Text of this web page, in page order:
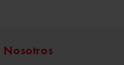
Nosotros